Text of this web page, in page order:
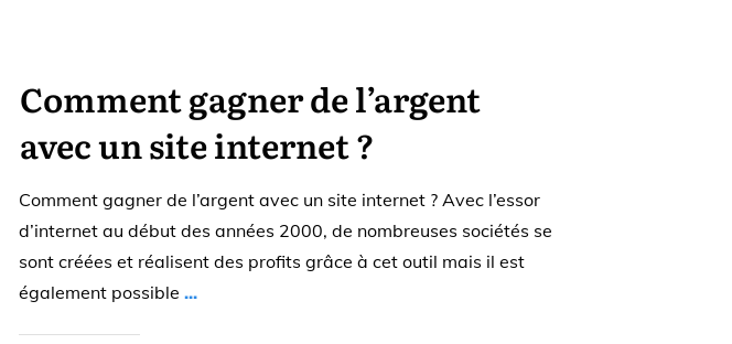
Comment gagner de l’argent
avec un site internet ?
Comment gagner de l’argent avec un site internet ? Avec l’essor
d’internet au début des années 2000, de nombreuses sociétés se
sont créées et réalisent des profits grâce à cet outil mais il est
également possible ...